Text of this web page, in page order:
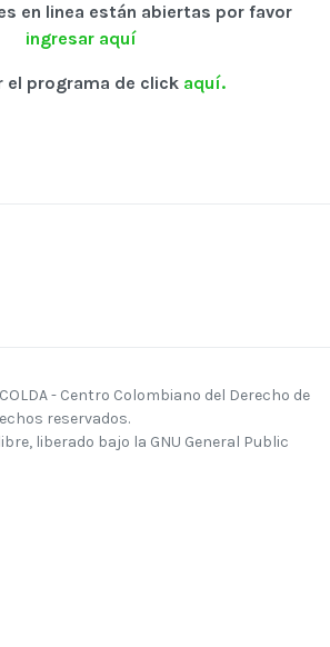
en linea están abiertas por favor
ingresar aquí
el programa de click aquí.
- Centro Colombiano del Derecho de
reservados.
liberado bajo la GNU General Public